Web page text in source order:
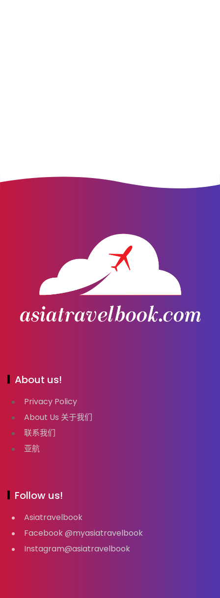
About us!
Privacy Policy
About Us 关于我们
联系我们
亚航
Follow us!
Asiatravelbook
Facebook @myasiatravelbook
Instagram@asiatravelbook